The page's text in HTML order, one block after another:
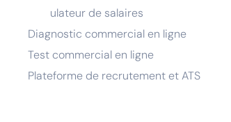
Calculateur de salaires
Diagnostic commercial en ligne
Test commercial en ligne
Plateforme de recrutement et ATS